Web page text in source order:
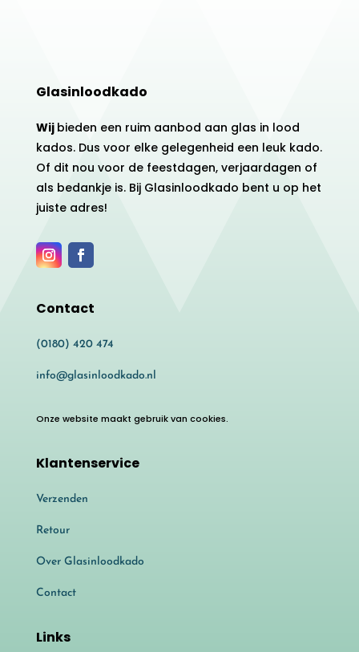
Glasinloodkado
Wij bieden een ruim aanbod aan glas in lood
kados. Dus voor elke gelegenheid een leuk kado.
Of dit nou voor de feestdagen, verjaardagen of
als bedankje is. Bij Glasinloodkado bent u op het
juiste adres!
Contact
(0180) 420 474
info@glasinloodkado.nl
Onze website maakt gebruik van cookies.
Klantenservice
Verzenden
Retour
Over Glasinloodkado
Contact
Links